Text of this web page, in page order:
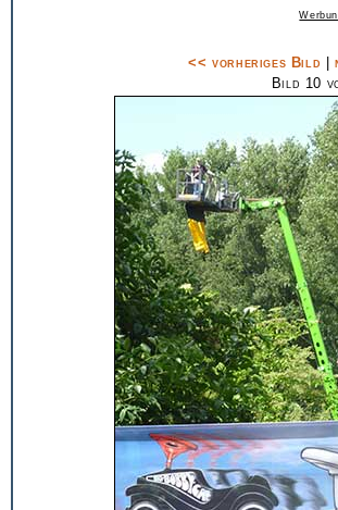
<< vorheriges Bild
Bild 10